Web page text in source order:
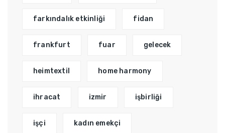
farkındalık etkinliği fidan
frankfurt fuar gelecek
heimtextil home harmony
ihracat izmir işbirliği
işçi kadın emekçi